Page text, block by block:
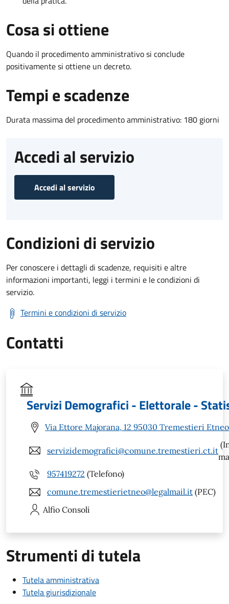
Cosa si ottiene
Quando il procedimento amministrativo si conclude
positivamente si ottiene un decreto.
Tempi e scadenze
Durata massima del procedimento amministrativo: 180 giorni
Accedi al servizio
Accedi al servizio
Condizioni di servizio
Per conoscere i dettagli di scadenze, requisiti e altre
informazioni importanti, leggi i termini e le condizioni di
servizio.
Termini e condizioni di servizio
Contatti
Servizi Demografici - Elettorale -
Via Ettore Majorana, 12 95030 Tremestieri
servizidemografici@comune.tremestieri.ct.it
957419272 (Telefono)
comune.tremestierietneo@legalmail.it (PEC)
Alfio Consoli
Strumenti di tutela
Tutela amministrativa
Tutela giurisdizionale